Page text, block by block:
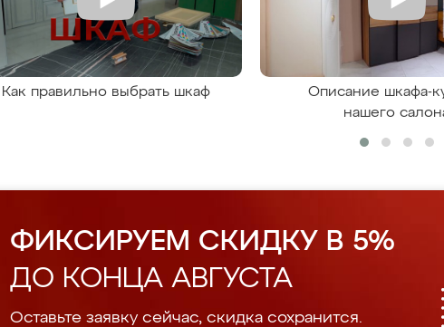
Как правильно выбрать шкаф
Описание шкафа-
нашего
ФИКСИРУЕМ СКИДКУ В 5%
ДО КОНЦА АВГУСТА
Оставьте заявку сейчас, скидка сохранится.